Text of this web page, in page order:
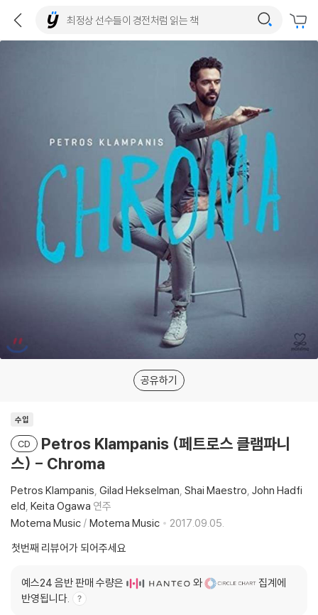
공유하기
수입
CD
Petros Klampanis (페트로스 클램파니
스) - Chroma
Petros Klampanis Gilad Hekselman Shai Maestro John Hadfi
eld Keita Ogawa 연주
Motema Music / Motema Music
2017.09.05.
첫번째 리뷰어가 되어주세요
예스24 음반 판매 수량은 와
집계에
반영됩니다.